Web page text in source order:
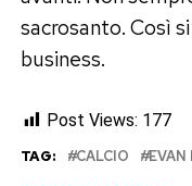
sacrosanto. Così
business.
Post Views: 177
TAG: CALCIO EVAN